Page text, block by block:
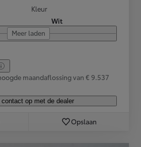
Kleur
Wit
Meer laden
maandaflossing van € 9.537
contact op met de dealer
Opslaan